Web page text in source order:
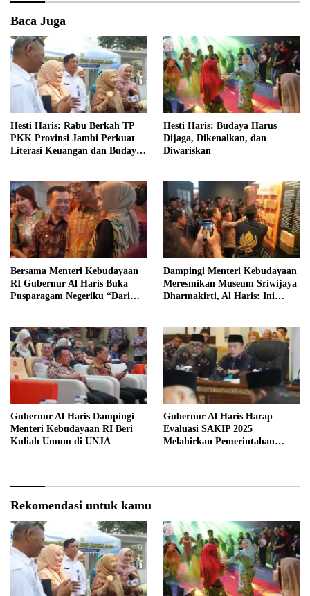
Baca Juga
Hesti Haris: Rabu Berkah TP
PKK Provinsi Jambi Perkuat
Literasi Keuangan dan Budaya
Hesti Haris: Budaya Harus
Dijaga, Dikenalkan, dan
Diwariskan
Bersama Menteri Kebudayaan
RI Gubernur Al Haris Buka
Pusparagam Negeriku “Dari
Dampingi Menteri Kebudayaan
Meresmikan Museum Sriwijaya
Dharmakirti, Al Haris: Ini
Gubernur Al Haris Dampingi
Menteri Kebudayaan RI Beri
Kuliah Umum di UNJA
Gubernur Al Haris Harap
Evaluasi SAKIP 2025
Melahirkan Pemerintahan
Rekomendasi untuk kamu